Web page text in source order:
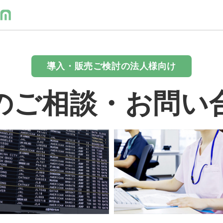
導入・販売ご検討の法人様向け
ご相談・お問い